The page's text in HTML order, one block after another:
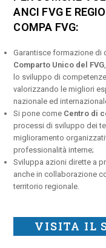
ANCI FVG E
COMPA FVG:
Garantisce formazione di
Comparto Unico del FVG
lo sviluppo di
valorizzando le migliori
nazionale ed
Si pone come Centro di
processi di sviluppo dei
miglioramento
professionalità interne;
Sviluppa azioni dirette a
anche in collaborazione
territorio regionale.
VISITA IL